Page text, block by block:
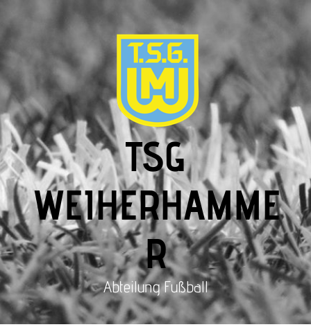
TSG
WEIHERHAMME
R
Abteilung Fußball